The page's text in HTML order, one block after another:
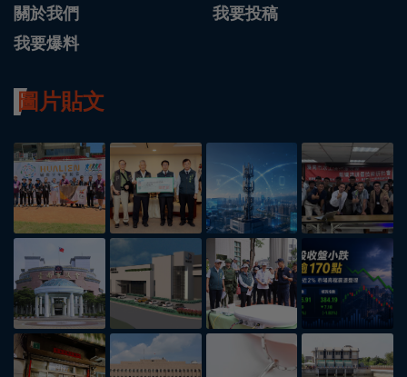
關於我們
我要投稿
我要爆料
圖片貼文